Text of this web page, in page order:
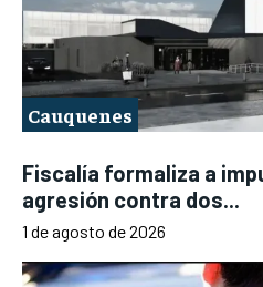
Cauquenes
Fiscalía formaliza a
agresión contra dos...
1 de agosto de 2026